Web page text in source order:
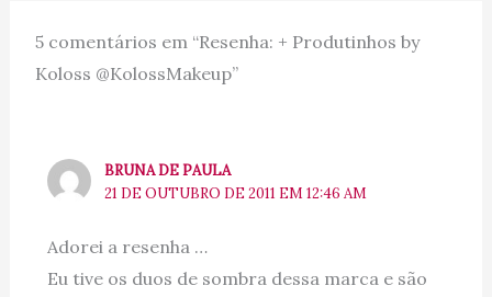
5 comentários em “Resenha: + Produtinhos by
Koloss @KolossMakeup”
BRUNA DE PAULA
21 DE OUTUBRO DE 2011 EM 12:46 AM
Adorei a resenha …
Eu tive os duos de sombra dessa marca e são